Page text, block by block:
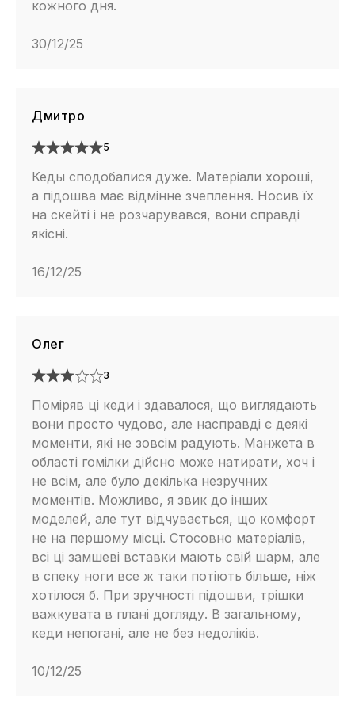
кожного дня.
30/12/25
Дмитро
5
Кеды сподобалися дуже. Матеріали хороші,
а підошва має відмінне зчеплення. Носив їх
на скейті і не розчарувався, вони справді
якісні.
16/12/25
Олег
3
Поміряв ці кеди і здавалося, що виглядають
вони просто чудово, але насправді є деякі
моменти, які не зовсім радують. Манжета в
області гомілки дійсно може натирати, хоч і
не всім, але було декілька незручних
моментів. Можливо, я звик до інших
моделей, але тут відчувається, що комфорт
не на першому місці. Стосовно матеріалів,
всі ці замшеві вставки мають свій шарм, але
в спеку ноги все ж таки потіють більше, ніж
хотілося б. При зручності підошви, трішки
важкувата в плані догляду. В загальному,
кеди непогані, але не без недоліків.
10/12/25